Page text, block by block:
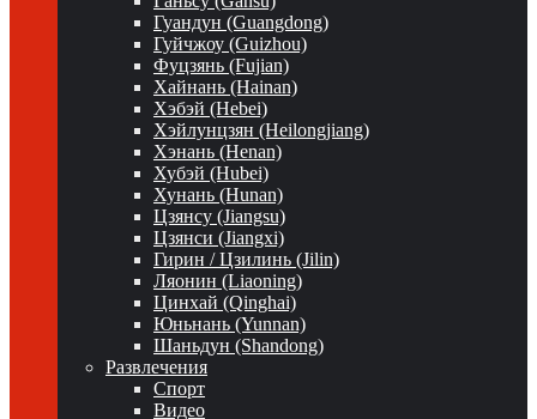
Гуандун (Guangdong)
Гуйчжоу (Guizhou)
Фуцзянь (Fujian)
Хайнань (Hainan)
Хэбэй (Hebei)
Хэйлунцзян (Heilongjiang)
Хэнань (Henan)
Хубэй (Hubei)
Хунань (Hunan)
Цзянсу (Jiangsu)
Цзянси (Jiangxi)
Гирин / Цзилинь (Jilin)
Ляонин (Liaoning)
Цинхай (Qinghai)
Юньнань (Yunnan)
Шаньдун (Shandong)
Развлечения
Спорт
Видео